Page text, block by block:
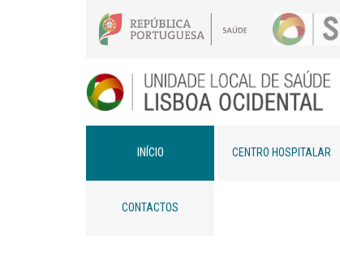
INÍCIO CENTRO HOSPITALAR
CONTACTOS